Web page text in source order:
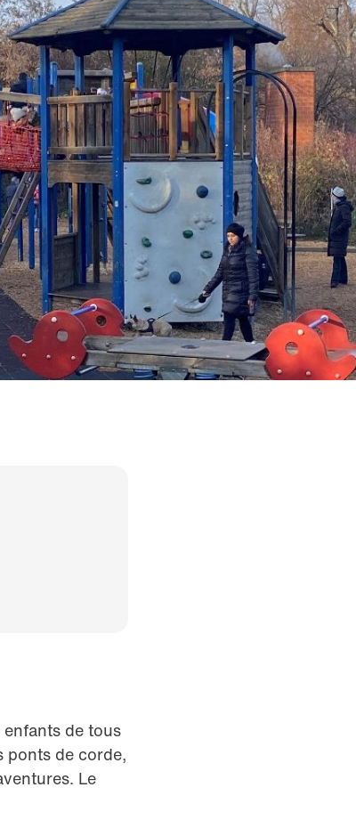
de tous
ponts de corde,
Le